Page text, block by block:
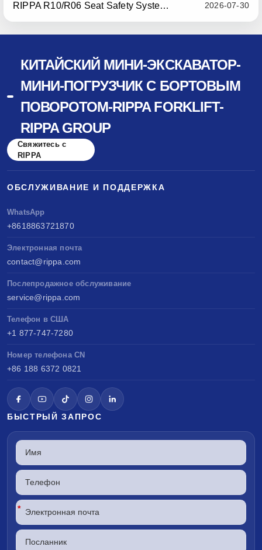
2026-07-30
RIPPA R10/R06 Seat Safety System Upgrade — Effective July 22, 2026
КИТАЙСКИЙ МИНИ-ЭКСКАВАТОР-
МИНИ-ПОГРУЗЧИК С БОРТОВЫМ
ПОВОРОТОМ-RIPPA FORKLIFT-
RIPPA GROUP
Свяжитесь с
RIPPA
ОБСЛУЖИВАНИЕ И ПОДДЕРЖКА
WhatsApp
+8618863721870
Электронная почта
contact@rippa.com
Послепродажное обслуживание
service@rippa.com
Телефон в США
+1 877-747-7280
Номер телефона CN
+86 188 6372 0821
БЫСТРЫЙ ЗАПРОС
*